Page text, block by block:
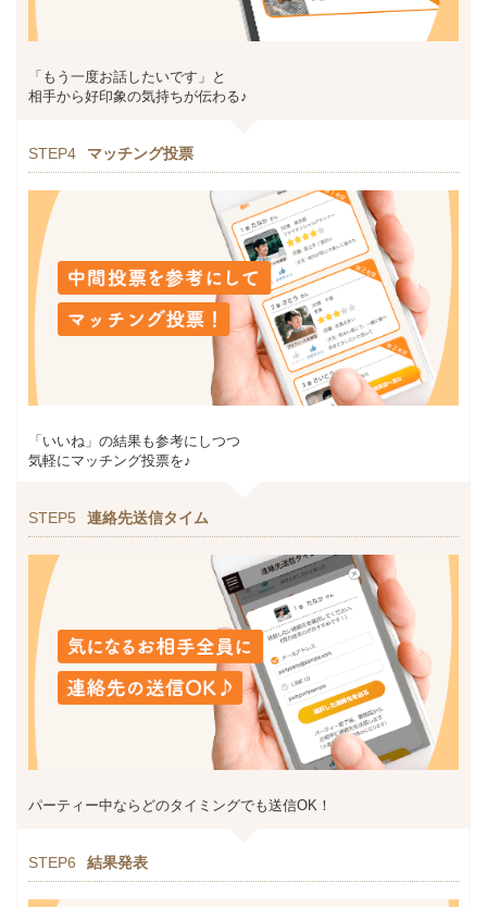
「もう一度お話したいです」と
相手から好印象の気持ちが伝わる♪
STEP4 マッチング投票
「いいね」の結果も参考にしつつ
気軽にマッチング投票を♪
STEP5 連絡先送信タイム
パーティー中ならどのタイミングでも送信OK！
STEP6 結果発表